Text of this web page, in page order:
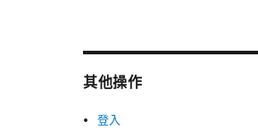
其他操作
登入